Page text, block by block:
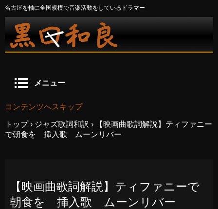
名古屋を軸に全国規模で音楽活動をしているドラマー
メニュー
コンテンツへスキップ
トップ › ジャズ歌詞和訳 ›
【映画曲歌詞解説】ティファニー
で朝食を 挿入歌 ムーンリバー
【映画曲歌詞解説】ティファニーで
朝食を 挿入歌 ムーンリバー